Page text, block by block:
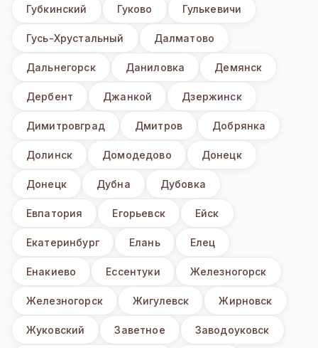
Губкинский Гуково Гулькевичи
Гусь-Хрустальный Далматово
Дальнегорск Даниловка Демянск
Дербент Джанкой Дзержинск
Димитровград Дмитров Добрянка
Долинск Домодедово Донецк
Донецк Дубна Дубовка
Евпатория Егорьевск Ейск
Екатеринбург Елань Елец
Енакиево Ессентуки Железногорск
Железногорск Жигулевск Жирновск
Жуковский Заветное Заводоуковск